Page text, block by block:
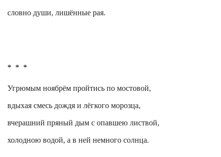
словно души, лишённые рая.
* * *
Угрюмым ноябрём пройтись по мостовой,
вдыхая смесь дождя и лёгкого морозца,
вчерашний пряный дым с опавшею листвой,
холодною водой, а в ней немного солнца.